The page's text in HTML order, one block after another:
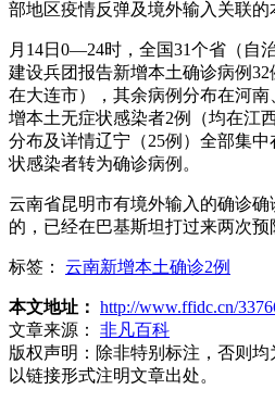
部地区疫情反弹及境外输入关联的
月14日0—24时，全国31个省（自
建设兵团报告新增本土确诊病例
在大连市），其余病例分布在河
增本土无症状感染者2例（均在江
分布及详情辽宁（25例）全部集
状感染者转为确诊病例。
云南省昆明市有境外输入的确诊
的，已经在巴基斯坦打过来两次预
标签： 云南新增本土确诊2例
本文地址： http://www.ffidc.cn/
文章来源：
非凡百科
版权声明： 除非特别标注，否则
以链接形式注明文章出处。